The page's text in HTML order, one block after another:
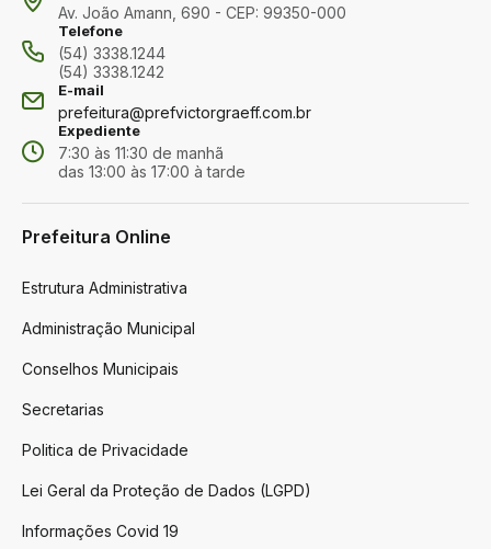
Av. João Amann, 690 - CEP: 99350-000
Telefone
(54) 3338.1244
(54) 3338.1242
E-mail
prefeitura@prefvictorgraeff.com.br
Expediente
7:30 às 11:30 de manhã
das 13:00 às 17:00 à tarde
Prefeitura Online
Estrutura Administrativa
Administração Municipal
Conselhos Municipais
Secretarias
Politica de Privacidade
Lei Geral da Proteção de Dados (LGPD)
Informações Covid 19